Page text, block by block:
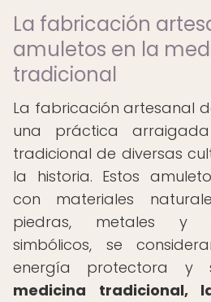
La fabricación
amuletos en la
tradicional
La fabricación artesanal
una práctica
tradicional de diversas
la historia. Estos
con materiales
piedras, metales y
simbólicos, se
energía protectora y
medicina tradicional,